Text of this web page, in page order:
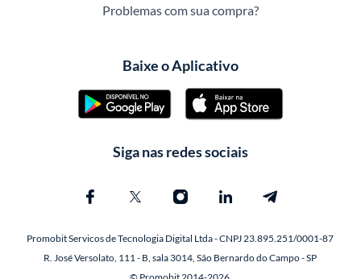
Problemas com sua compra?
Baixe o Aplicativo
Siga nas redes sociais
Promobit Servicos de Tecnologia Digital Ltda - CNPJ 23.895.251/0001-87
R. José Versolato, 111 - B, sala 3014, São Bernardo do Campo - SP